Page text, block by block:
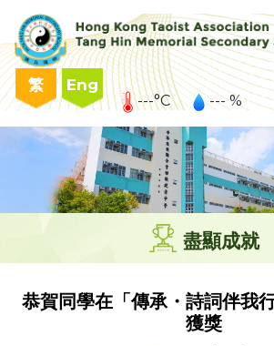
繁 Eng
---°C --- %
盡顯成就
恭賀同學在「傳承・詩詞伴我
獲獎